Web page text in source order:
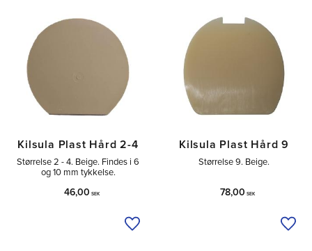
Kilsula Plast Hård 2-4
Størrelse 2 - 4. Beige. Findes i 6
og 10 mm tykkelse.
46,00 SEK
Tilføj til ønskeliste
Kilsula Plast Hård 9
Størrelse 9. Beige.
78,00 SEK